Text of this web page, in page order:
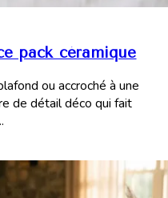
pack céramique
ou accroché à une
de détail déco qui fait